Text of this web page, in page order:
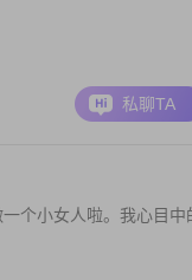
私聊TA
个小女人啦。我心目中